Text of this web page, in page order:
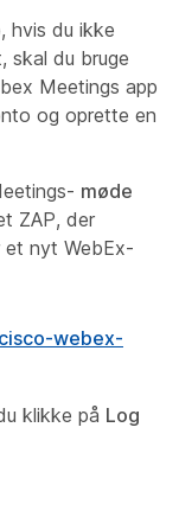
hvis du ikke
skal du bruge
Meetings app
og oprette en
møde
ZAP, der
et nyt WebEx-
webex-
klikke på Log